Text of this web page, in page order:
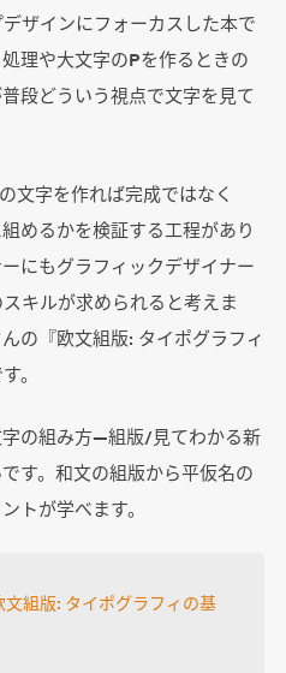
ザインにフォーカスした本で
理や大文字のPを作るときの
段どういう視点で文字を見て
文字を作れば完成ではなく
めるかを検証する工程があり
にもグラフィックデザイナー
キルが求められると考えま
の『欧文組版: タイポグラフィ
。
の組み方―組版/見てわかる新
す。和文の組版から平仮名の
トが学べます。
文組版: タイポグラフィの基